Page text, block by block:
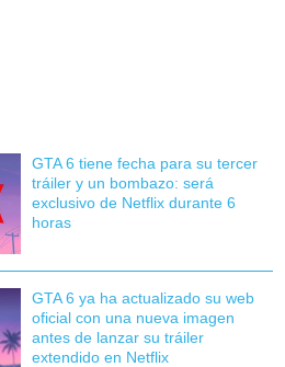
GTA 6 tiene fecha para su tercer
tráiler y un bombazo: será
exclusivo de Netflix durante 6
horas
GTA 6 ya ha actualizado su web
oficial con una nueva imagen
antes de lanzar su tráiler
extendido en Netflix